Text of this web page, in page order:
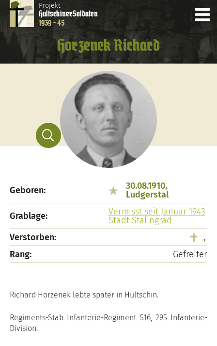
Projekt
HultschinerSoldaten
1939 - 45
Horzenek Richard
Geboren:
30.08.1910,
Ludgerstal
Grablage:
Vermisst seit Januar 1943
Stadt Stalingrad
Verstorben:
,
Rang:
Gefreiter
Richard Horzenek lebte später in Hultschin.
Regiments-Stab Infanterie-Regiment 516, 295 Infanterie-
Division.